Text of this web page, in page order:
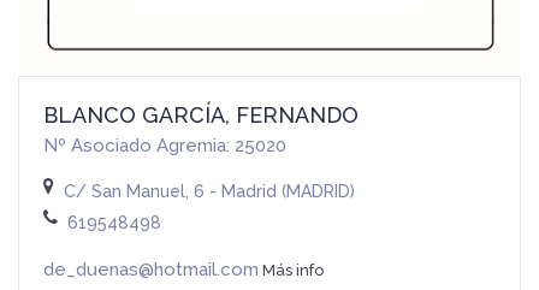
BLANCO GARCÍA, FERNANDO
Nº Asociado Agremia: 25020
C/ San Manuel, 6 - Madrid (MADRID)
619548498
de_duenas@hotmail.com Más info